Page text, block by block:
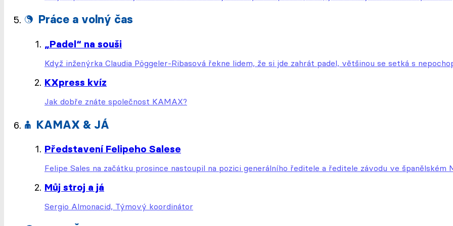
Práce a volný čas
„Padel“ na souši
Když inženýrka Claudia Pöggeler-Ribasová řekne lidem, že si jde zahrát padel, většinou se setká s
KXpress kvíz
Jak dobře znáte společnost KAMAX?
KAMAX & JÁ
Představení Felipeho Salese
Felipe Sales na začátku prosince nastoupil na pozici generálního ředitele a ředitele závodu ve španělském
Můj stroj a já
Sergio Almonacid, Týmový koordinátor